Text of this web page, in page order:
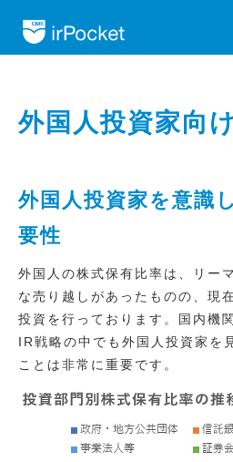
外国人投資家向
外国人投資家を意識
要性
外国人の株式保有比率は、リー
な売り越しがあったものの、現
投資を行っております。国内機
IR戦略の中でも外国人投資家を
ことは非常に重要です。